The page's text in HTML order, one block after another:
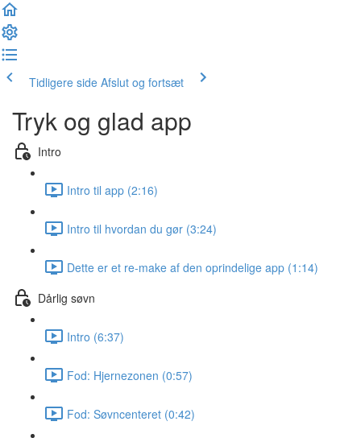
Tidligere side Afslut og fortsæt
Tryk og glad app
Intro
Intro til app (2:16)
Intro til hvordan du gør (3:24)
Dette er et re-make af den oprindelige app (1:14)
Dårlig søvn
Intro (6:37)
Fod: Hjernezonen (0:57)
Fod: Søvncenteret (0:42)